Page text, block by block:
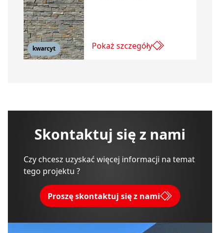
kwarcyt Pokaż szczegóły
Skontaktuj się z nami
Czy chcesz uzyskać więcej informacji na temat
tego projektu ?
Proszę skontaktuj się z nami